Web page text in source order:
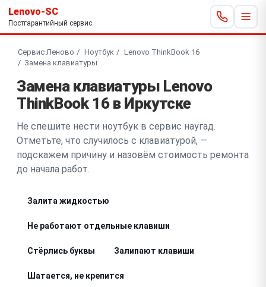
Lenovo-SC
Постгарантийный сервис
Сервис Леново Ноутбук
Lenovo ThinkBook 16
Замена клавиатуры
Замена клавиатуры Lenovo
ThinkBook 16 в Иркутске
Не спешите нести ноутбук в сервис наугад.
Отметьте, что случилось с клавиатурой, —
подскажем причину и назовём стоимость ремонта
до начала работ.
Залита жидкостью
Не работают отдельные клавиши
Стёрлись буквы Залипают клавиши
Шатается, не крепится